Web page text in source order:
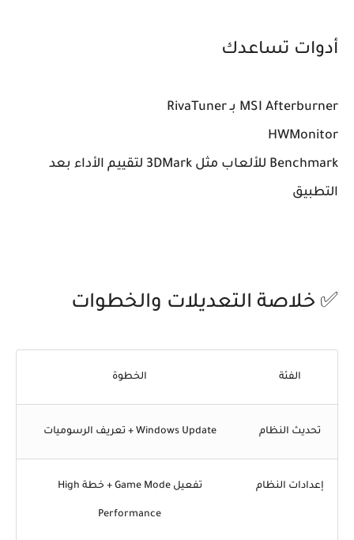
أدوات تساعدك
MSI Afterburner بـ RivaTuner
HWMonitor
Benchmark للألعاب مثل 3DMark لتقييم الأداء بعد
التطبيق
✅ خلاصة التعديلات والخطوات
الفئة الخطوة
تحديث النظام Windows Update + تعريف الرسوميات
إعدادات النظام تفعيل Game Mode + خطة High
Performance